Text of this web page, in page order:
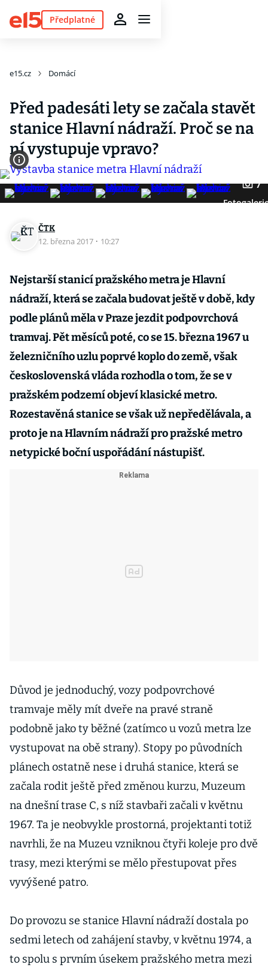
Předplatné
e15.cz Domácí
Před padesáti lety se začala stavět
stanice Hlavní nádraží. Proč se na
ní vystupuje vpravo?
7
ČTK
12. března 2017 · 10:27
Nejstarší stanicí pražského metra je Hlavní
nádraží, která se začala budovat ještě v době, kdy
podle plánů měla v Praze jezdit podpovrchová
tramvaj. Pět měsíců poté, co se 15. března 1967 u
železničního uzlu poprvé koplo do země, však
československá vláda rozhodla o tom, že se v
pražském podzemí objeví klasické metro.
Rozestavěná stanice se však už nepředělávala, a
proto je na Hlavním nádraží pro pražské metro
netypické boční uspořádání nástupišť.
Důvod je jednoduchý, vozy podpovrchové
tramvaje měly mít dveře na pravé straně
podobně jako ty běžné (zatímco u vozů metra lze
vystupovat na obě strany). Stopy po původních
plánech ostatně nese i druhá stanice, která se
začala rodit ještě před změnou kurzu, Muzeum
na dnešní trase C, s níž stavbaři začali v květnu
1967. Ta je neobvykle prostorná, projektanti totiž
navrhli, že na Muzeu vzniknou čtyři koleje pro dvě
trasy, mezi kterými se mělo přestupovat přes
vyvýšené patro.
Do provozu se stanice Hlavní nádraží dostala po
sedmi letech od zahájení stavby, v květnu 1974, a
to spolu s prvním úsekem pražského metra mezi